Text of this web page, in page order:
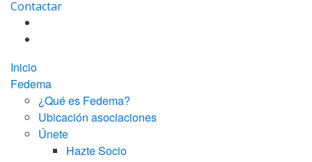
Contactar
Inicio
Fedema
¿Qué es Fedema?
Ubicación asociaciones
Únete
Hazte Socio